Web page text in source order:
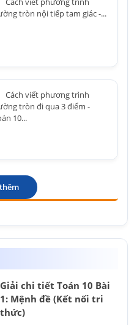
tròn nội tiếp tam giác -...
Cách viết phương trình
tròn đi qua 3 điểm -
10...
Giải chi tiết Toán 10 Bài
1: Mệnh đề (Kết nối tri
thức)